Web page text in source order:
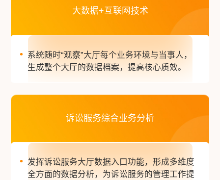
大数据+互联网技术
系统随时“观察”大厅每个业务环境与当事人，
生成整个大厅的数据档案，提高核心质效。
诉讼服务综合业务分析
发挥诉讼服务大厅数据入口功能，形成多维度
全方面的数据分析，为诉讼服务的管理工作提